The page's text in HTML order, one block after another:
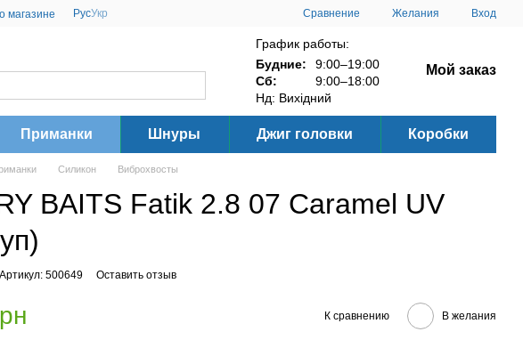
магазине РусУкр Сравнение Желания Вход
График работы:
Будние:
9:00–19:00
Сб:
9:00–18:00
Нд: Вихідний
Мой заказ
Приманки Шнуры Джиг головки Коробки
Силикон Виброхвосты
BAITS Fatik 2.8 07 Caramel UV
Артикул: 500649 Оставить отзыв
К сравнению В желания